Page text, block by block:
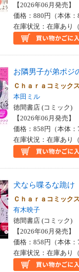
【2026年06月発売
価格：880円（本体
在庫状況：在庫あり
お隣男子が弟ポジ
Ｃｈａｒａコミッ
本田ミル
徳間書店 (コミック)
【2026年06月発売
価格：858円（本体
在庫状況：在庫あり
犬なら喋るな跪け
Ｃｈａｒａコミッ
有木映子
徳間書店 (コミック)
【2026年06月発売
価格：858円（本体
在庫状況：在庫あり